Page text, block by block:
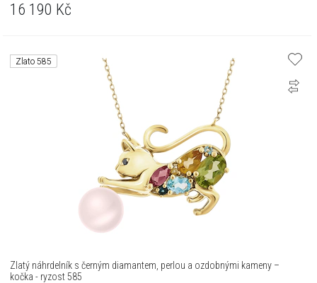
16 190 Kč
Zlato 585
Zlatý náhrdelník s černým diamantem, perlou a ozdobnými kameny –
kočka - ryzost 585